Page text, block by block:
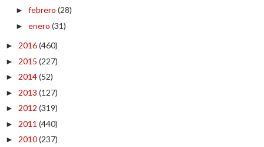
► febrero (28)
► enero (31)
► 2016(460)
► 2015 (227)
► 2014(52)
► 2013 (127)
► 2012 (319)
► 2011 (440)
► 2010(237)